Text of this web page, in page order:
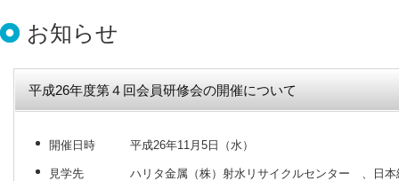
お知らせ
平成26年度第４回会員研修会の開催について
開催日時 平成26年11月5日（水）
見学先 ハリタ金属（株）射水リサイクルセンター 、日本